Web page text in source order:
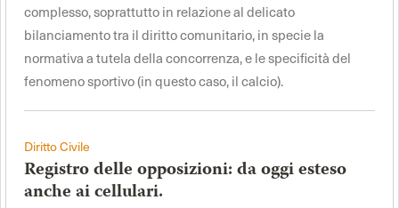
complesso, soprattutto in relazione al delicato
bilanciamento tra il diritto comunitario, in specie la
normativa a tutela della concorrenza, e le specificità del
fenomeno sportivo (in questo caso, il calcio).
Diritto Civile
Registro delle opposizioni: da oggi esteso
anche ai cellulari.